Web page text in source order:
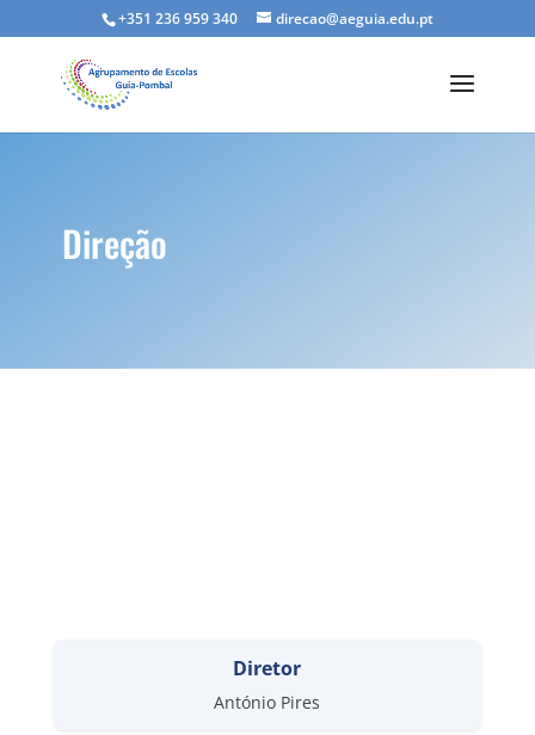
+351 236 959 340 direcao@aeguia.edu.pt
Direção
Diretor
António Pires